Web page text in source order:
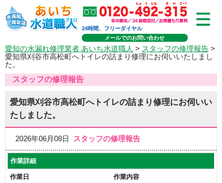
24時間、フリーダイヤル
メールでのお問い合わせ
愛知の水漏れ修理業者 あいち水道職人 > スタッフの修理報告 >
愛知県刈谷市高松町へトイレの詰まり修理にお伺いいたしまし
た。
スタッフの修理報告
愛知県刈谷市高松町へトイレの詰まり修理にお伺いい
たしました。
2026年06月08日 スタッフの修理報告
作業詳細
作業日
作業内容